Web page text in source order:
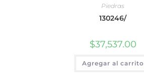
Piedras
130246/
$37,537.00
Agregar al carrito